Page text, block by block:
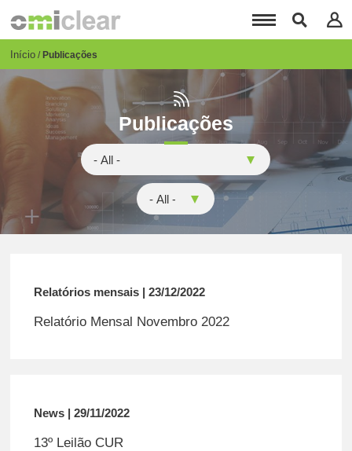
para
conteúdo
Breadcrumb
Início Publicações
Publicações
Relatórios mensais | 23/12/2022
Relatório Mensal Novembro 2022
News | 29/11/2022
13º Leilão CUR